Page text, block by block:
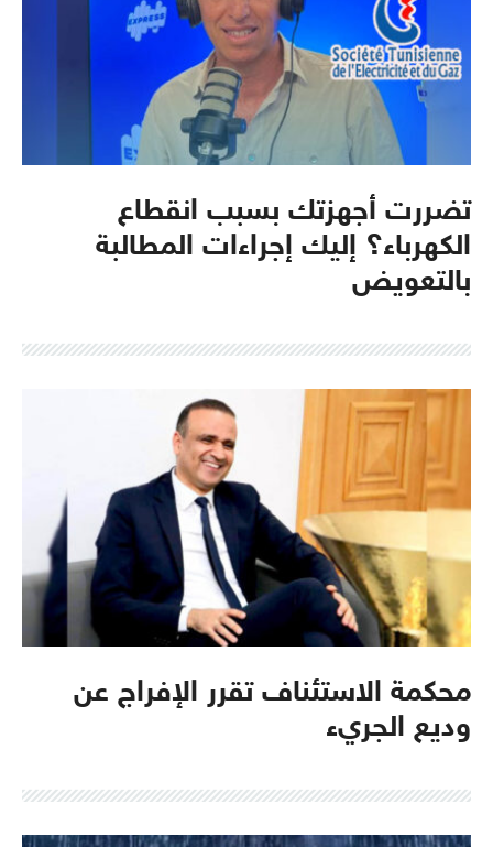
تضررت أجهزتك بسبب انقطاع
الكهرباء؟ إليك إجراءات المطالبة
بالتعويض
محكمة الاستئناف تقرر الإفراج عن
وديع الجريء